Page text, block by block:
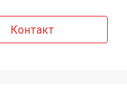
Контакт